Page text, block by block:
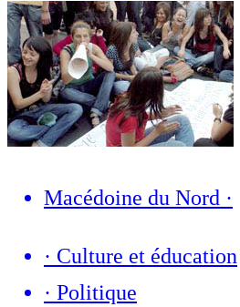
Macédoine du Nord ·
· Culture et éducation
· Politique